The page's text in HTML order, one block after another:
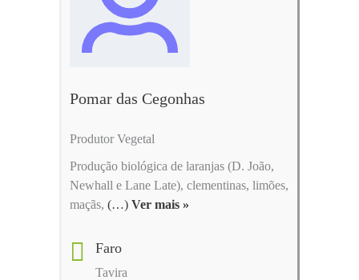
Pomar das Cegonhas
Produtor Vegetal
Produção biológica de laranjas (D. João,
Newhall e Lane Late), clementinas, limões,
maçãs, (…) Ver mais »
Faro
Tavira